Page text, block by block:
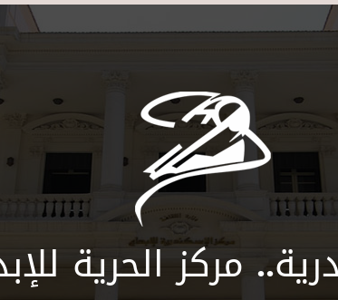
مركز الحرية